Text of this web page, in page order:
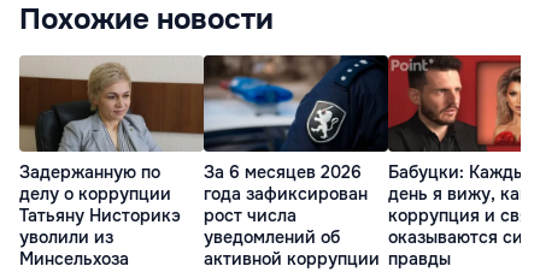
Похожие новости
Задержанную по
делу о коррупции
Татьяну Нисторикэ
уволили из
Минсельхоза
За 6 месяцев 2026
года зафиксирован
рост числа
уведомлений об
активной коррупции
Бабуцки: Каждый
день я вижу, как
коррупция и
оказываются
правды